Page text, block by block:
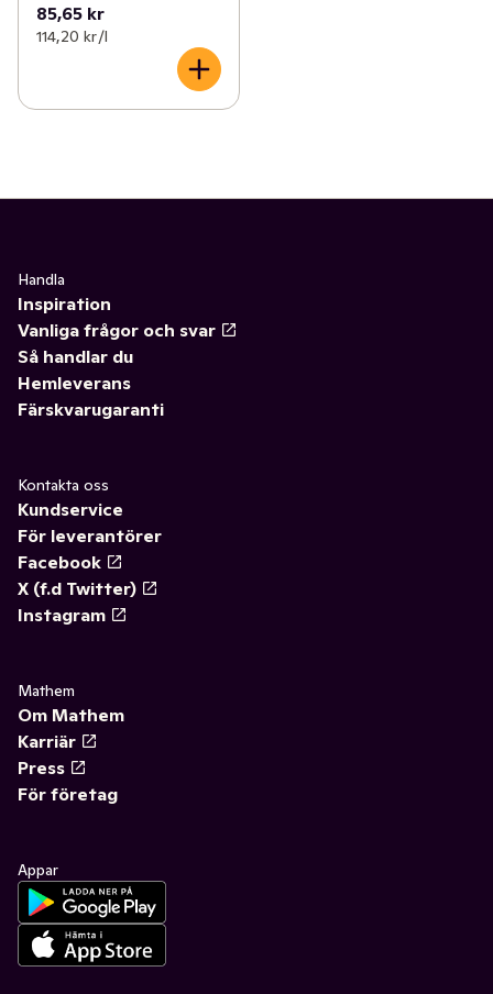
85,65 kr
114,20 kr /l
Handla
Inspiration
Vanliga frågor och svar
Så handlar du
Hemleverans
Färskvarugaranti
Kontakta oss
Kundservice
För leverantörer
Facebook
X (f.d Twitter)
Instagram
Mathem
Om Mathem
Karriär
Press
För företag
Appar